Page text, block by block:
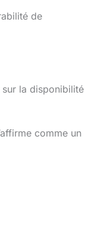
de
sur la disponibilité
comme un